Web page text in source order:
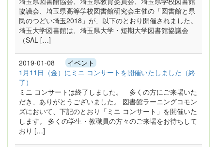
協議会、埼玉県高等学校図書館研究会主催の「図書館と県
民のつどい埼玉2018」が、以下のとおり開催されました。
埼玉大学図書館は、埼玉県大学・短期大学図書館協議会
（SAL […]
2019-01-08 イベント
1月11日（金）にミニ コンサートを開催いたしました（終
了）
ミニ コンサートは終了しました。 多くの方にご来場いた
だき、ありがとうございました。 図書館ラーニングコモン
ズにおいて、下記のとおり「ミニ コンサート」を開催いた
します。 多くの学生・教職員の方々のご来場をお待ちして
おり […]